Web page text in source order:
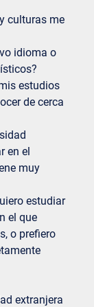
culturas me
idioma o
estudios
de cerca
en el
muy
estudiar
el que
o prefiero
extranjera